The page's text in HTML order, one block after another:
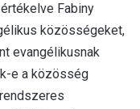
Fabiny
közösségeket,
evangélikusnak
e a közösség